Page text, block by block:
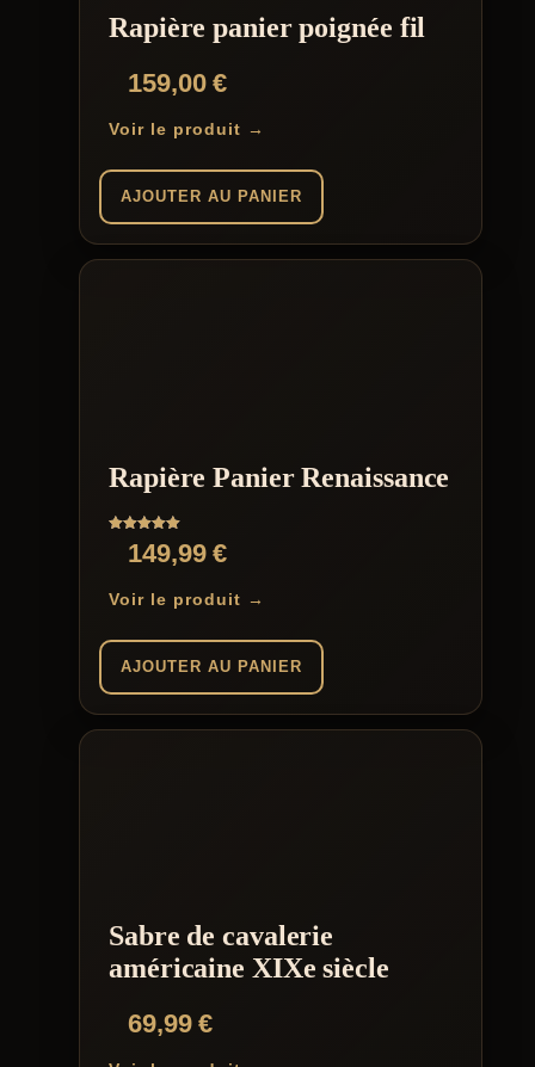
Rapière panier poignée fil
159,00€
Voir le produit →
AJOUTER AU PANIER
Rapière Panier Renaissance
Note149,99€
Voir le produit →
AJOUTER AU PANIER
Sabre de cavalerie
américaine XIXe siècle
69,99€